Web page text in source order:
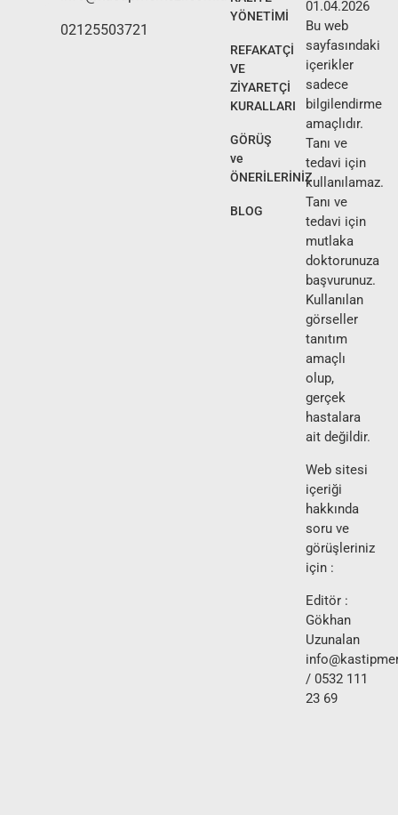
02125503721
YÖNETİMİ
REFAKATÇİ
VE
ZİYARETÇİ
KURALLARI
GÖRÜŞ
ve
ÖNERİLERİNİZ
BLOG
01.04.2026
Bu web
sayfasındaki
içerikler
sadece
bilgilendirme
amaçlıdır.
Tanı ve
tedavi için
kullanılamaz.
Tanı ve
tedavi için
mutlaka
doktorunuza
başvurunuz.
Kullanılan
görseller
tanıtım
amaçlı
olup,
gerçek
hastalara
ait değildir.
Web sitesi
içeriği
hakkında
soru ve
görüşleriniz
için :
Editör :
Gökhan
Uzunalan
/ 0532 111
23 69